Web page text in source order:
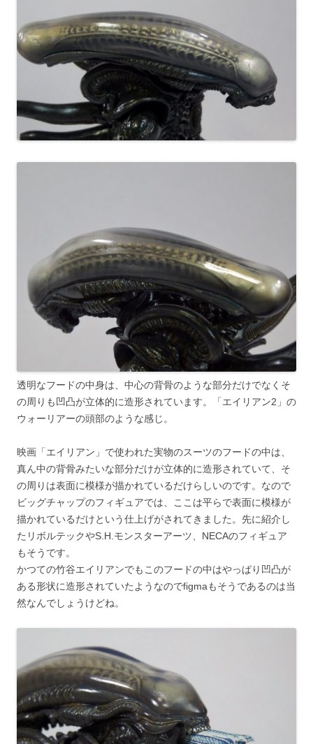
透明なフードの中身は、中心の背骨のような部分だけでなくそ
の周りも凹凸が立体的に造形されています。「エイリアン2」の
ウォーリアーの頭部のような感じ。
映画「エイリアン」で使われた実物のスーツのフードの中は、
真ん中の背骨みたいな部分だけが立体的に造形されていて、そ
の周りは表面に模様が描かれているだけらしいのです。なので
ビッグチャップのフィギュアでは、ここは平らで表面に模様が
描かれているだけという仕上げがされてきました。先に紹介し
たリボルテックやS.H.モンスターアーツ、NECAのフィギュア
もそうです。
かつての竹谷エイリアンでもこのフードの中はやっぱり凹凸が
ある形状に造形されていたようなのでfigmaもそうであるのは当
然なんでしょうけどね。